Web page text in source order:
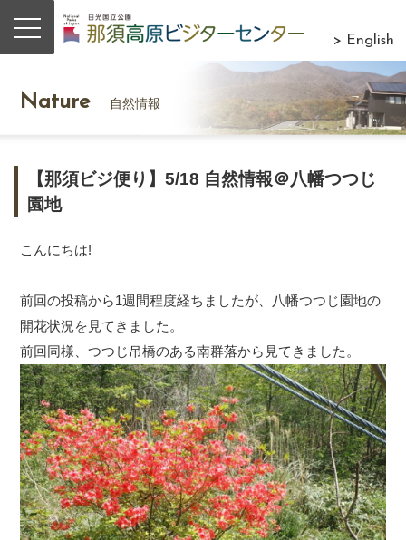
> English
Nature 自然情報
【那須ビジ便り】5/18 自然情報＠八幡つつじ
園地
こんにちは!
前回の投稿から1週間程度経ちましたが、八幡つつじ園地の
開花状況を見てきました。
前回同様、つつじ吊橋のある南群落から見てきました。